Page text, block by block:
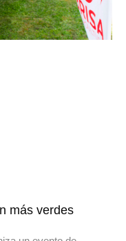
más verdes